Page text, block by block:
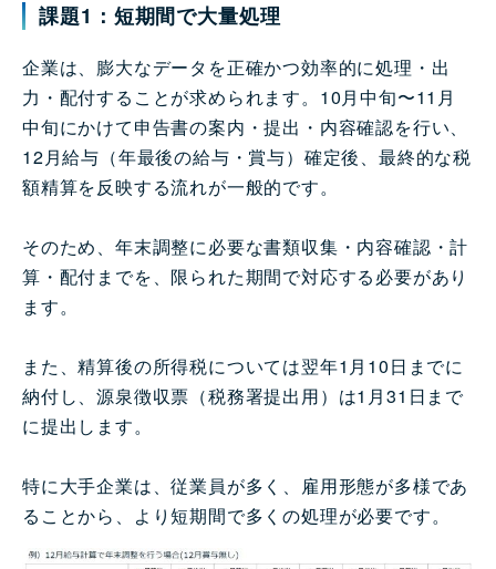
課題1：短期間で大量処理
企業は、膨大なデータを正確かつ効率的に処理・出
力・配付することが求められます。10月中旬〜11月
中旬にかけて申告書の案内・提出・内容確認を行い、
12月給与（年最後の給与・賞与）確定後、最終的な税
額精算を反映する流れが一般的です。
そのため、年末調整に必要な書類収集・内容確認・計
算・配付までを、限られた期間で対応する必要があり
ます。
また、精算後の所得税については翌年1月10日までに
納付し、源泉徴収票（税務署提出用）は1月31日まで
に提出します。
特に大手企業は、従業員が多く、雇用形態が多様であ
ることから、より短期間で多くの処理が必要です。